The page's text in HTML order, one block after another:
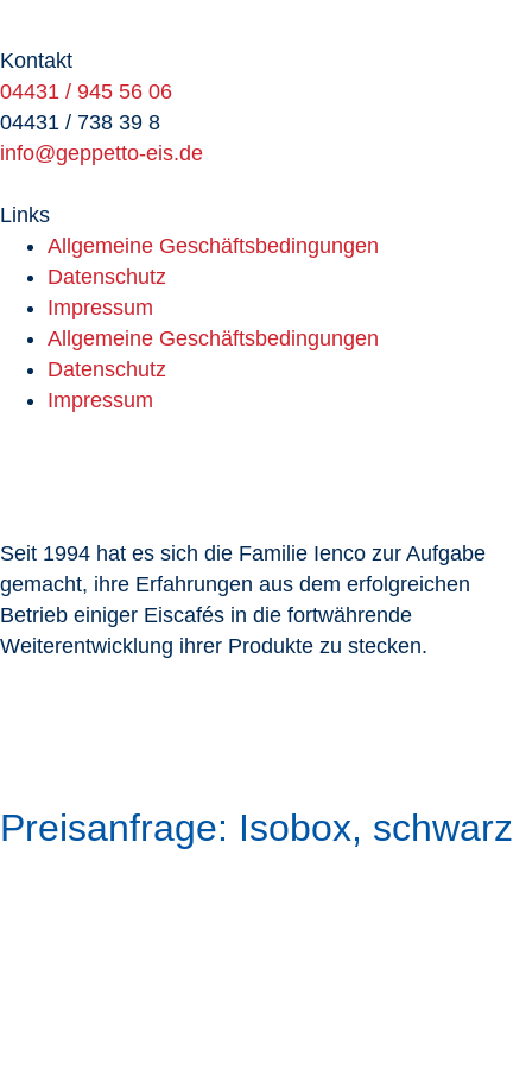
Kontakt
04431 / 945 56 06
04431 / 738 39 8
info@geppetto-eis.de
Links
Allgemeine Geschäftsbedingungen
Datenschutz
Impressum
Allgemeine Geschäftsbedingungen
Datenschutz
Impressum
Seit 1994 hat es sich die Familie Ienco zur Aufgabe
gemacht, ihre Erfahrungen aus dem erfolgreichen
Betrieb einiger Eiscafés in die fortwährende
Weiterentwicklung ihrer Produkte zu stecken.
Preisanfrage: Isobox, schwarz